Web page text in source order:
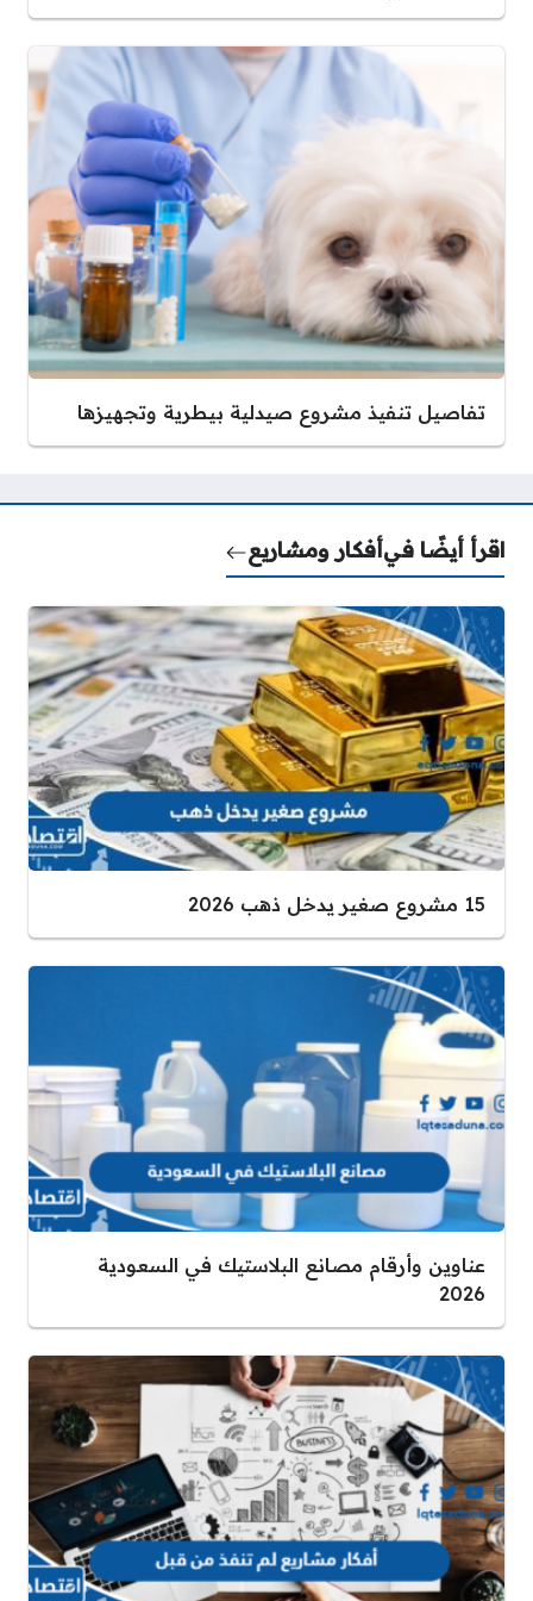
تفاصيل تنفيذ مشروع صيدلية بيطرية وتجهيزها
اقرأ أيضًا فيأفكار ومشاريع
15 مشروع صغير يدخل ذهب 2026
عناوين وأرقام مصانع البلاستيك في السعودية
2026